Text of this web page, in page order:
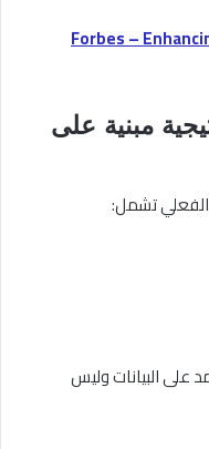
Forbes –
مبنية على
على البيانات وليس